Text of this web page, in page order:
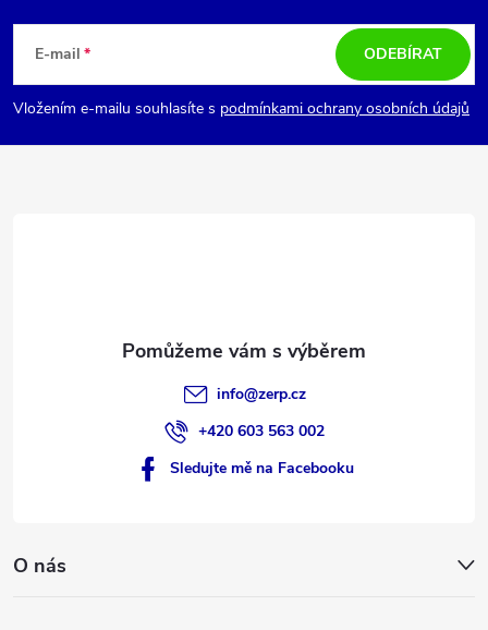
p
a
E-mail
Vložením e-mailu souhlasíte s podmínkami ochrany osobních údajů
ODEBÍRAT
info@zerp.cz
+420 603 563 002
Sledujte mě na Facebooku
O nás